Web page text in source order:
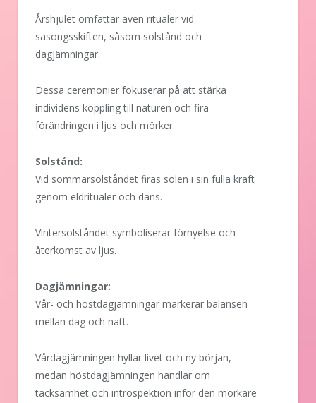
Årshjulet omfattar även ritualer vid
säsongsskiften, såsom solstånd och
dagjämningar.
Dessa ceremonier fokuserar på att stärka
individens koppling till naturen och fira
förändringen i ljus och mörker.
Solstånd:
Vid sommarsolståndet firas solen i sin fulla kraft
genom eldritualer och dans.
Vintersolståndet symboliserar förnyelse och
återkomst av ljus.
Dagjämningar:
Vår- och höstdagjämningar markerar balansen
mellan dag och natt.
Vårdagjämningen hyllar livet och ny början,
medan höstdagjämningen handlar om
tacksamhet och introspektion inför den mörkare